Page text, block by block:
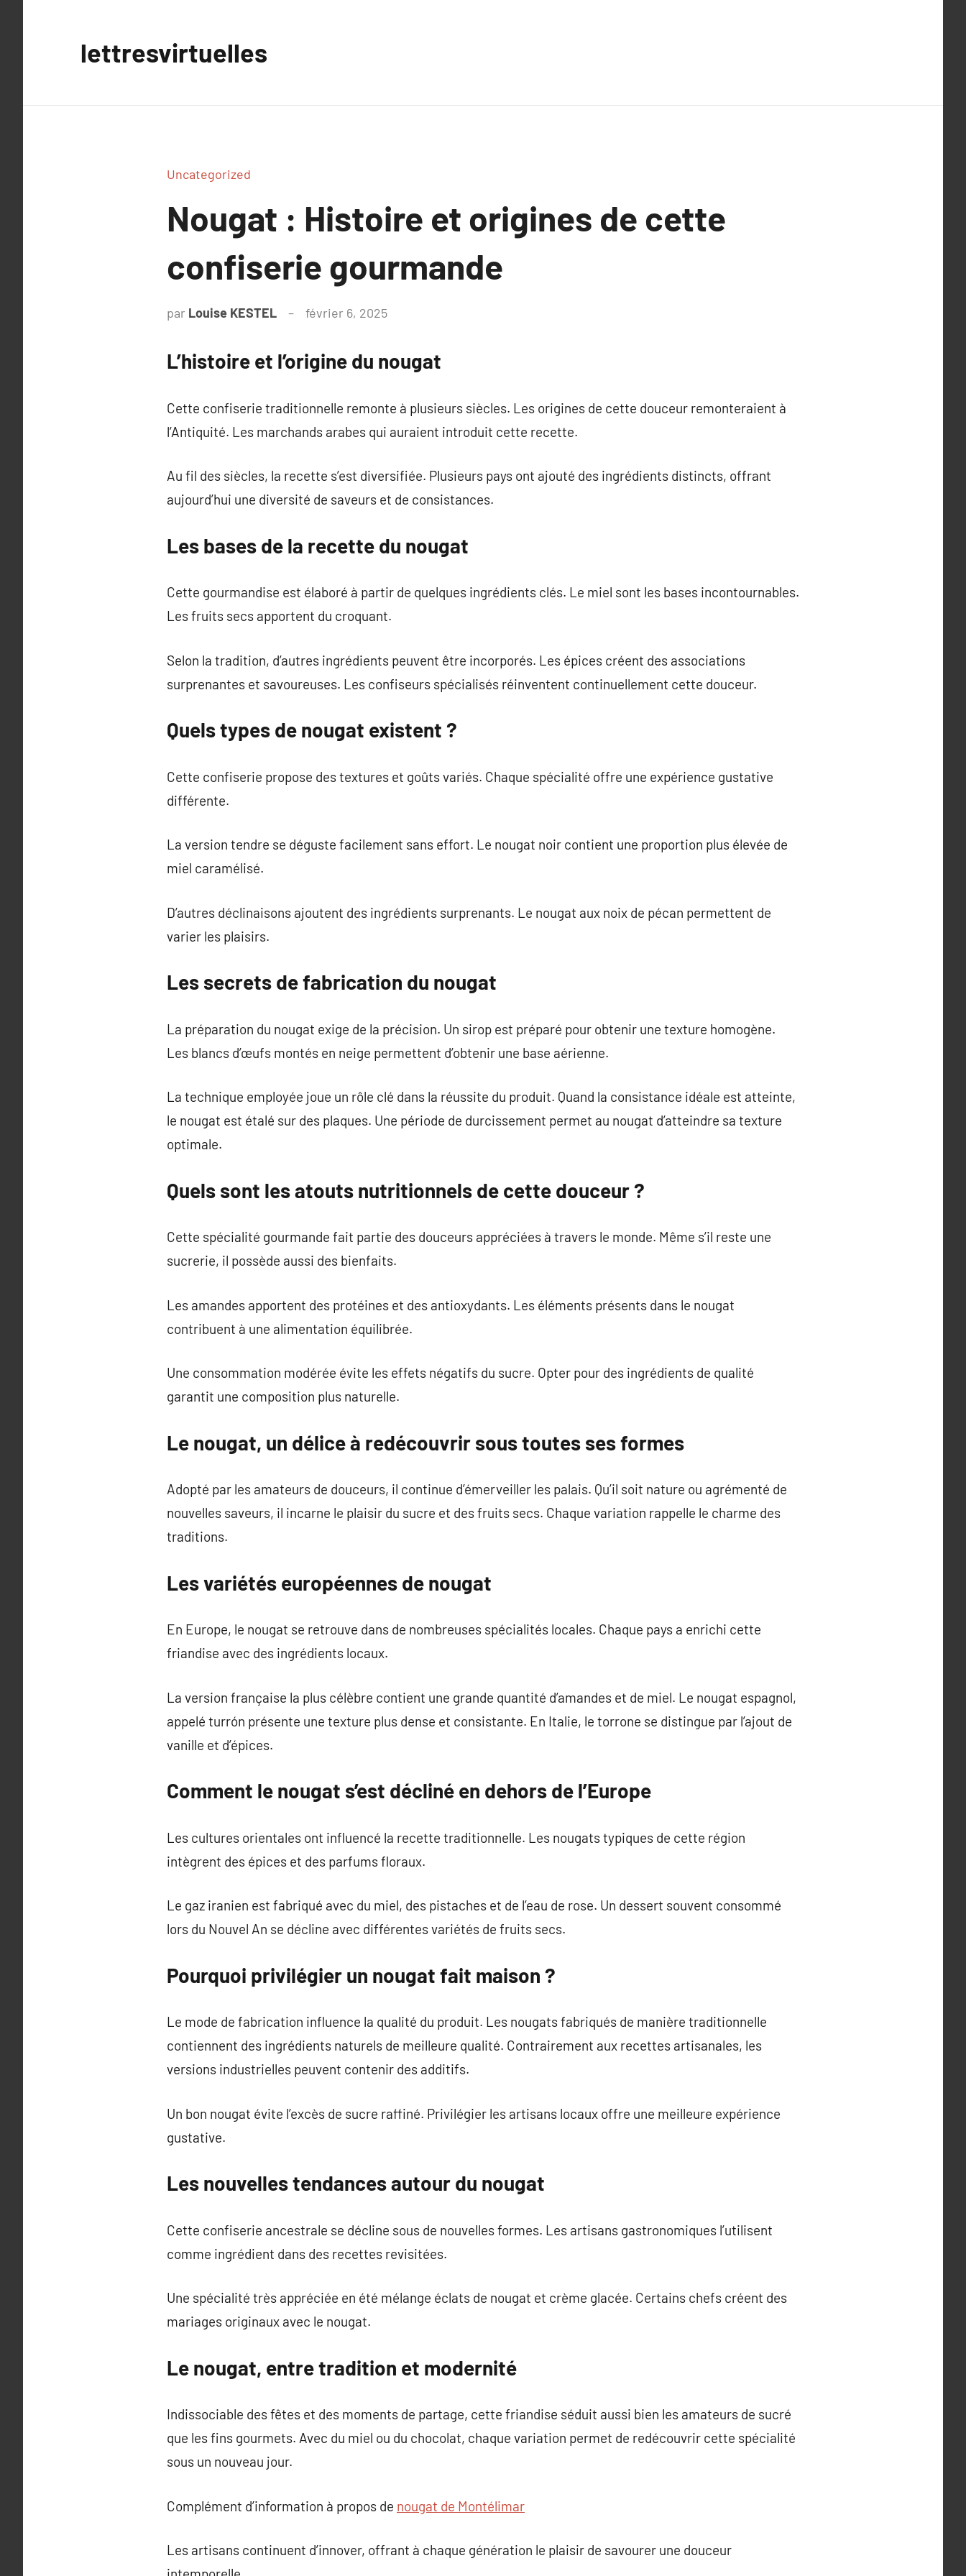
lettresvirtuelles
Uncategorized
Nougat : Histoire et origines de cette
confiserie gourmande
par Louise KESTEL février 6, 2025
L’histoire et l’origine du nougat
Cette confiserie traditionnelle remonte à plusieurs siècles. Les origines de cette douceur remonteraient à
l’Antiquité. Les marchands arabes qui auraient introduit cette recette.
Au fil des siècles, la recette s’est diversifiée. Plusieurs pays ont ajouté des ingrédients distincts, offrant
aujourd’hui une diversité de saveurs et de consistances.
Les bases de la recette du nougat
Cette gourmandise est élaboré à partir de quelques ingrédients clés. Le miel sont les bases incontournables.
Les fruits secs apportent du croquant.
Selon la tradition, d’autres ingrédients peuvent être incorporés. Les épices créent des associations
surprenantes et savoureuses. Les confiseurs spécialisés réinventent continuellement cette douceur.
Quels types de nougat existent ?
Cette confiserie propose des textures et goûts variés. Chaque spécialité offre une expérience gustative
différente.
La version tendre se déguste facilement sans effort. Le nougat noir contient une proportion plus élevée de
miel caramélisé.
D’autres déclinaisons ajoutent des ingrédients surprenants. Le nougat aux noix de pécan permettent de
varier les plaisirs.
Les secrets de fabrication du nougat
La préparation du nougat exige de la précision. Un sirop est préparé pour obtenir une texture homogène.
Les blancs d’œufs montés en neige permettent d’obtenir une base aérienne.
La technique employée joue un rôle clé dans la réussite du produit. Quand la consistance idéale est atteinte,
le nougat est étalé sur des plaques. Une période de durcissement permet au nougat d’atteindre sa texture
optimale.
Quels sont les atouts nutritionnels de cette douceur ?
Cette spécialité gourmande fait partie des douceurs appréciées à travers le monde. Même s’il reste une
sucrerie, il possède aussi des bienfaits.
Les amandes apportent des protéines et des antioxydants. Les éléments présents dans le nougat
contribuent à une alimentation équilibrée.
Une consommation modérée évite les effets négatifs du sucre. Opter pour des ingrédients de qualité
garantit une composition plus naturelle.
Le nougat, un délice à redécouvrir sous toutes ses formes
Adopté par les amateurs de douceurs, il continue d’émerveiller les palais. Qu’il soit nature ou agrémenté de
nouvelles saveurs, il incarne le plaisir du sucre et des fruits secs. Chaque variation rappelle le charme des
traditions.
Les variétés européennes de nougat
En Europe, le nougat se retrouve dans de nombreuses spécialités locales. Chaque pays a enrichi cette
friandise avec des ingrédients locaux.
La version française la plus célèbre contient une grande quantité d’amandes et de miel. Le nougat espagnol,
appelé turrón présente une texture plus dense et consistante. En Italie, le torrone se distingue par l’ajout de
vanille et d’épices.
Comment le nougat s’est décliné en dehors de l’Europe
Les cultures orientales ont influencé la recette traditionnelle. Les nougats typiques de cette région
intègrent des épices et des parfums floraux.
Le gaz iranien est fabriqué avec du miel, des pistaches et de l’eau de rose. Un dessert souvent consommé
lors du Nouvel An se décline avec différentes variétés de fruits secs.
Pourquoi privilégier un nougat fait maison ?
Le mode de fabrication influence la qualité du produit. Les nougats fabriqués de manière traditionnelle
contiennent des ingrédients naturels de meilleure qualité. Contrairement aux recettes artisanales, les
versions industrielles peuvent contenir des additifs.
Un bon nougat évite l’excès de sucre raffiné. Privilégier les artisans locaux offre une meilleure expérience
gustative.
Les nouvelles tendances autour du nougat
Cette confiserie ancestrale se décline sous de nouvelles formes. Les artisans gastronomiques l’utilisent
comme ingrédient dans des recettes revisitées.
Une spécialité très appréciée en été mélange éclats de nougat et crème glacée. Certains chefs créent des
mariages originaux avec le nougat.
Le nougat, entre tradition et modernité
Indissociable des fêtes et des moments de partage, cette friandise séduit aussi bien les amateurs de sucré
que les fins gourmets. Avec du miel ou du chocolat, chaque variation permet de redécouvrir cette spécialité
sous un nouveau jour.
Complément d’information à propos de nougat de Montélimar
Les artisans continuent d’innover, offrant à chaque génération le plaisir de savourer une douceur